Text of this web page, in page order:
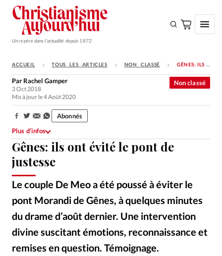
Un repère dans l'actualité depuis 1872
S'ABONNER
Monde
Opinions
Tous les articles
Faire un don
Emploi
Se connecter
Édition: Internationale
ACCUEIL TOUS LES ARTICLES NON CLASSÉ GÊNES: ILS ONT ÉVITÉ LE PONT DE JUSTESSE
Gênes: ils ont évité le pont de
justesse
Le couple De Meo a été poussé à éviter le
pont Morandi de Gênes, à quelques minutes
du drame d’août dernier. Une intervention
divine suscitant émotions, reconnaissance et
remises en question. Témoignage.
Non classé
Par Rachel Gamper
3 Oct 2018
Mis à jour le 4 Août 2020
Partager:
Abonnés
Plus d’infos